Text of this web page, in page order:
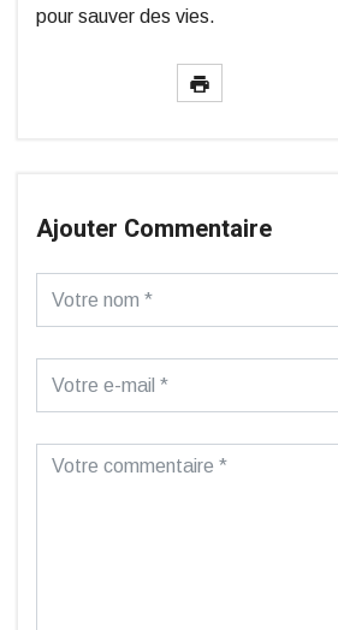
pour sauver des vies.
Ajouter Commentaire